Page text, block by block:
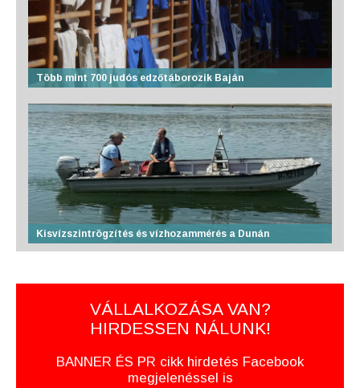
Több mint 700 judós edzőtáborozik Baján
Kisvízszintrögzítés és vízhozammérés a Dunán
VÁLLALKOZÁSA VAN?
HIRDESSEN NÁLUNK!
BANNER ÉS PR cikk hirdetés Facebook
megjelenéssel is